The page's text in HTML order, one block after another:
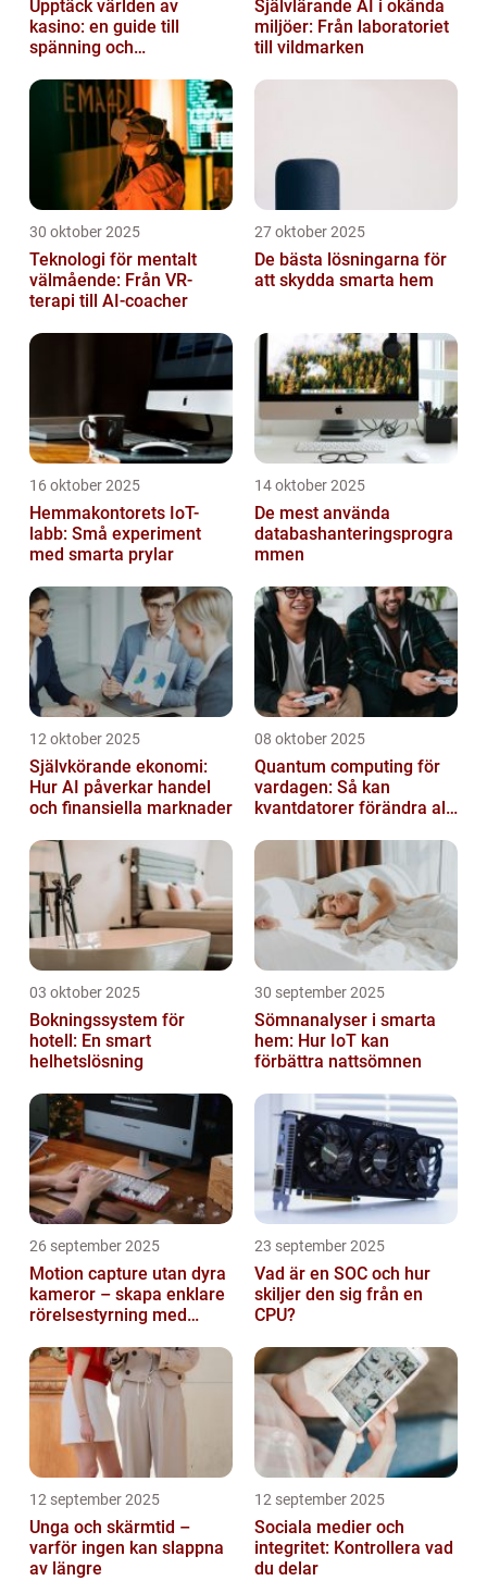
Upptäck världen av
kasino: en guide till
spänning och
Självlärande AI i okända
miljöer: Från laboratoriet
till vildmarken
30 oktober 2025
Teknologi för mentalt
välmående: Från VR-
terapi till AI-coacher
27 oktober 2025
De bästa lösningarna för
att skydda smarta hem
16 oktober 2025
Hemmakontorets IoT-
labb: Små experiment
med smarta prylar
14 oktober 2025
De mest använda
databashanteringsprogra
mmen
12 oktober 2025
Självkörande ekonomi:
Hur AI påverkar handel
och finansiella marknader
08 oktober 2025
Quantum computing för
vardagen: Så kan
kvantdatorer förändra allt
03 oktober 2025
Bokningssystem för
hotell: En smart
helhetslösning
30 september 2025
Sömnanalyser i smarta
hem: Hur IoT kan
förbättra nattsömnen
26 september 2025
Motion capture utan dyra
kameror – skapa enklare
rörelsestyrning med
23 september 2025
Vad är en SOC och hur
skiljer den sig från en
CPU?
12 september 2025
Unga och skärmtid –
varför ingen kan slappna
av längre
12 september 2025
Sociala medier och
integritet: Kontrollera vad
du delar